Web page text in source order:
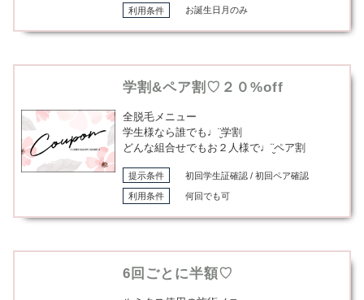
利用条件 お誕生日月のみ
学割&ペア割♡２０%off
全脱毛メニュー
学生様なら誰でも♩¨̮学割
どんな組合せでもお２人様で♩¨̮ペア割
提示条件 初回学生証確認 / 初回ペア確認
利用条件 何回でも可
6回ごとに半額♡